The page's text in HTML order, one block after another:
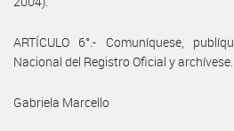
ARTÍCULO 6°.- Comuníquese,
Nacional del Registro Oficial y archívese.
Gabriela Marcello